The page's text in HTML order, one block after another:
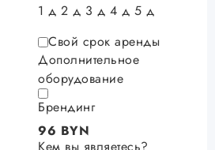
1 д 2 д 3 д 4 д 5 д
Свой срок аренды
Дополнительное
оборудование
Брендинг
96 BYN